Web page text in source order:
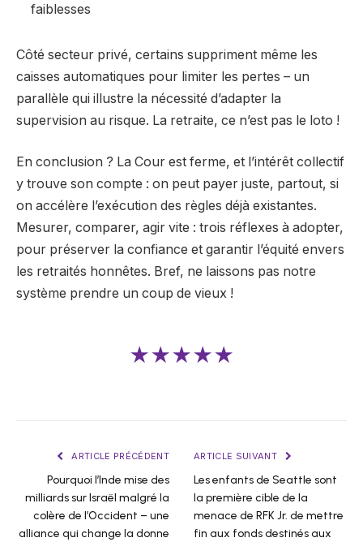
faiblesses
Côté secteur privé, certains suppriment même les
caisses automatiques pour limiter les pertes – un
parallèle qui illustre la nécessité d’adapter la
supervision au risque. La retraite, ce n’est pas le loto !
En conclusion ? La Cour est ferme, et l’intérêt collectif
y trouve son compte : on peut payer juste, partout, si
on accélère l’exécution des règles déjà existantes.
Mesurer, comparer, agir vite : trois réflexes à adopter,
pour préserver la confiance et garantir l’équité envers
les retraités honnêtes. Bref, ne laissons pas notre
système prendre un coup de vieux !
★★★★★
ARTICLE PRÉCÉDENT
Pourquoi l’Inde mise des
milliards sur Israël malgré la
colère de l’Occident – une
alliance qui change la donne
ARTICLE SUIVANT
Les enfants de Seattle sont
la première cible de la
menace de RFK Jr. de mettre
fin aux fonds destinés aux